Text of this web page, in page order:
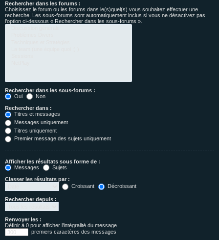
Rechercher dans les forums :
Choisissez le forum ou les forums dans le(s)quel(s) vous souhaitez effectuer une
recherche. Les sous-forums sont automatiquement inclus si vous ne désactivez pas
l’option ci-dessous « Rechercher dans les sous-forums ».
Rechercher dans les sous-forums :
Oui
Non
Rechercher dans :
Titres et messages
Messages uniquement
Titres uniquement
Premier message des sujets uniquement
Afficher les résultats sous forme de :
Messages
Sujets
Classer les résultats par :
Croissant
Décroissant
Rechercher depuis :
Renvoyer les :
Définir à 0 pour afficher l’intégralité du message.
premiers caractères des messages